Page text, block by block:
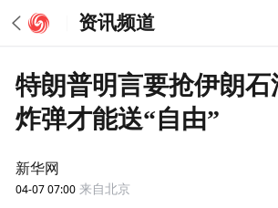
资讯频道
特朗普明言要抢伊朗
炸弹才能送“自由”
新华网
04-07 07:00 来自北京